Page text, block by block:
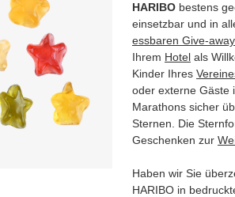
HARIBO bestens
einsetzbar und in
essbaren Give-
Ihrem Hotel als
Kinder Ihres
oder externe Gäste
Marathons sicher
Sternen. Die
Geschenken zur
Haben wir Sie
HARIBO in